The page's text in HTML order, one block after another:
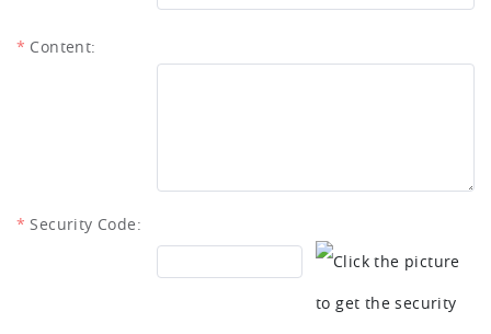
Content:
Security Code: